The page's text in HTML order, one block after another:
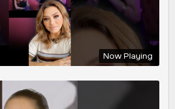
Now Playing